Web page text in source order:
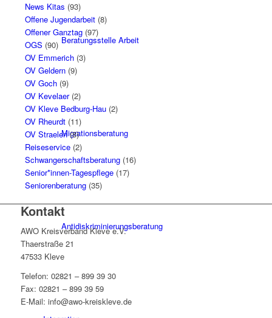
Beratungsstelle Arbeit
Migrationsberatung
Antidiskriminierungsberatung
News Kitas (93)
Offene Jugendarbeit(8)
Offener Ganztag(97)
OGS (90)
OV Emmerich(3)
OV Geldern(9)
OV Goch(9)
OV Kevelaer(2)
OV Kleve Bedburg-Hau(2)
OV Rheurdt(11)
OV Straelen(8)
Reiseservice(2)
Schwangerschaftsberatung(16)
Senior*innen-Tagespflege(17)
Seniorenberatung(35)
Kontakt
AWO Kreisverband Kleve e.V.
Thaerstraße 21
47533 Kleve
Telefon: 02821 – 899 39 30
Fax: 02821 – 899 39 59
E-Mail: info@awo-kreiskleve.de